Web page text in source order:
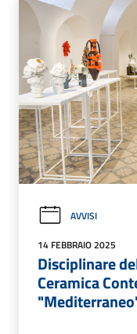
AVVISI
14 FEBBRAIO 2025
Disciplinare
Ceramica